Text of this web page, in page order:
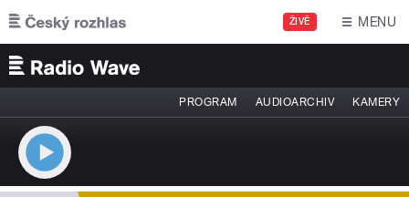
Přejít k hlavnímu obsahu
ŽIVĚ MENU
PROGRAM AUDIOARCHIV KAMERY